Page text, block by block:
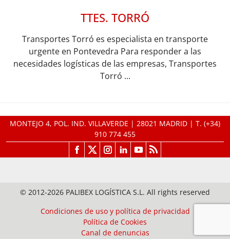
TTES. TORRÓ
Transportes Torró es especialista en transporte
urgente en Pontevedra Para responder a las
necesidades logísticas de las empresas, Transportes
Torró ...
MONTEJO 4, POL. IND. VILLAVERDE | 28021 MADRID | T. (+34)
910 774 455
© 2012-2026 PALIBEX LOGÍSTICA S.L. All rights reserved
Condiciones de uso y política de privacidad
Política de Cookies
Canal de denuncias